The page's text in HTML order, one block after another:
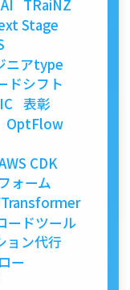
TRaiNZ
Stage
ニアtype
ドシフト
表彰
OptFlow
CDK
ォーム
ードツール
ョン代行
ー